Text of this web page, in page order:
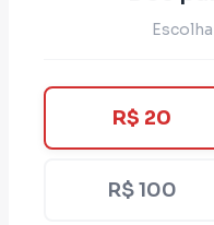
R$ 20
R$ 100